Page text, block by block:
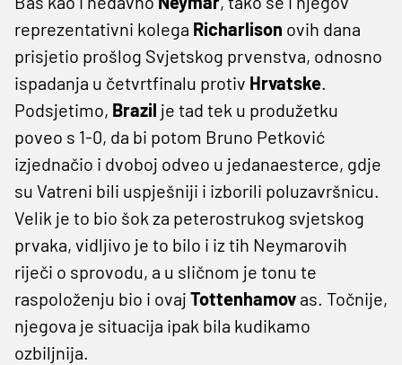
reprezentativni kolega Richarlison ovih dana
prisjetio prošlog Svjetskog prvenstva, odnosno
ispadanja u četvrtfinalu protiv Hrvatske.
Podsjetimo, Brazil je tad tek u produžetku
poveo s 1-0, da bi potom Bruno Petković
izjednačio i dvoboj odveo u jedanaesterce, gdje
su Vatreni bili uspješniji i izborili poluzavršnicu.
Velik je to bio šok za peterostrukog svjetskog
prvaka, vidljivo je to bilo i iz tih Neymarovih
riječi o sprovodu, a u sličnom je tonu te
raspoloženju bio i ovaj Tottenhamov as. Točnije,
njegova je situacija ipak bila kudikamo
ozbiljnija.